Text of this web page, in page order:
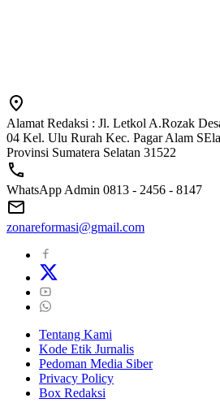
Alamat Redaksi : Jl. Letkol A.Rozak
04 Kel. Ulu Rurah Kec. Pagar Alam
Provinsi Sumatera Selatan 31522
WhatsApp Admin 0813 - 2456 - 8147
zonareformasi@gmail.com
Tentang Kami
Kode Etik Jurnalis
Pedoman Media Siber
Privacy Policy
Box Redaksi